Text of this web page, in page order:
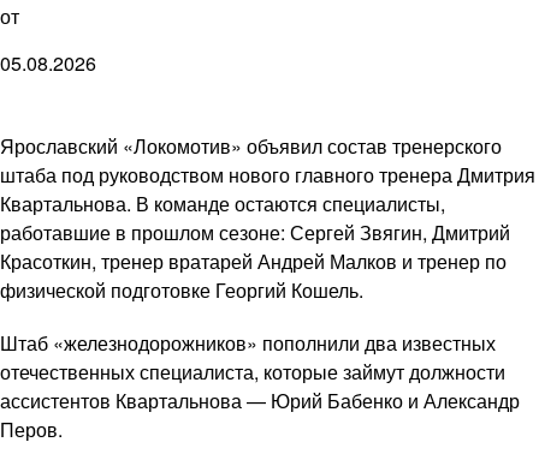
от
05.08.2026
Ярославский «Локомотив» объявил состав тренерского
штаба под руководством нового главного тренера Дмитрия
Квартальнова. В команде остаются специалисты,
работавшие в прошлом сезоне: Сергей Звягин, Дмитрий
Красоткин, тренер вратарей Андрей Малков и тренер по
физической подготовке Георгий Кошель.
Штаб «железнодорожников» пополнили два известных
отечественных специалиста, которые займут должности
ассистентов Квартальнова — Юрий Бабенко и Александр
Перов.